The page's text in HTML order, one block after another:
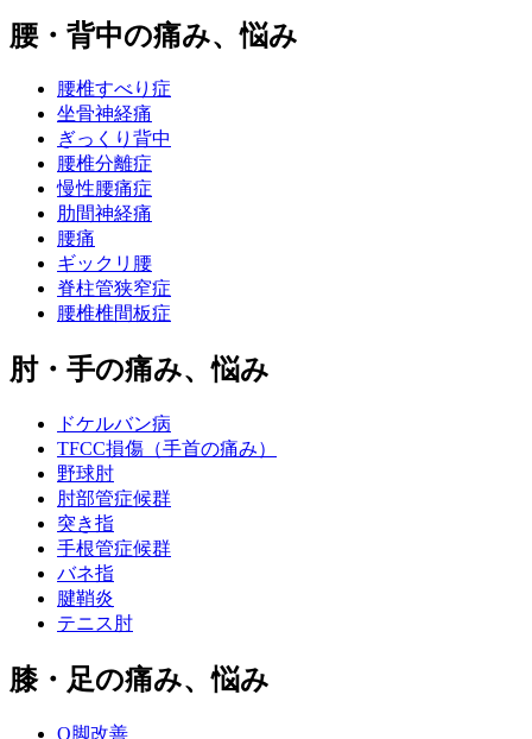
腰・背中の痛み、悩み
腰椎すべり症
坐骨神経痛
ぎっくり背中
腰椎分離症
慢性腰痛症
肋間神経痛
腰痛
ギックリ腰
脊柱管狭窄症
腰椎椎間板症
肘・手の痛み、悩み
ドケルバン病
TFCC損傷（手首の痛み）
野球肘
肘部管症候群
突き指
手根管症候群
バネ指
腱鞘炎
テニス肘
膝・足の痛み、悩み
O脚改善